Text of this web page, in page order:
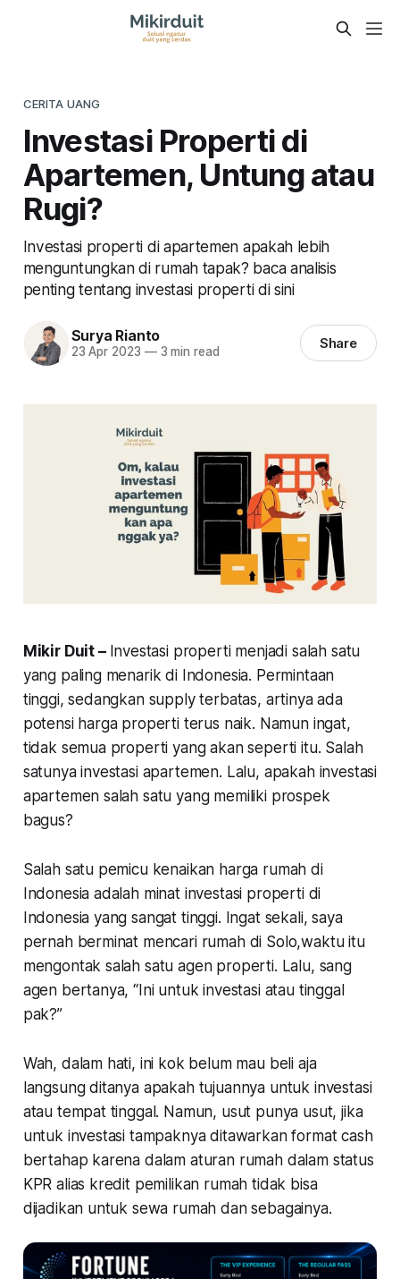
CERITA UANG
Investasi Properti di
Apartemen, Untung atau
Rugi?
Investasi properti di apartemen apakah lebih
menguntungkan di rumah tapak? baca analisis
penting tentang investasi properti di sini
Surya Rianto
23 Apr 2023 —3 min read Share
Mikir Duit – Investasi properti menjadi salah satu
yang paling menarik di Indonesia. Permintaan
tinggi, sedangkan supplyterbatas, artinya ada
potensi harga properti terus naik. Namun ingat,
tidak semua properti yang akan seperti itu. Salah
satunya investasi apartemen. Lalu, apakah investasi
apartemen salah satu yang memiliki prospek
bagus?
Salah satu pemicu kenaikan harga rumah di
Indonesia adalah minat investasi properti di
Indonesia yang sangat tinggi. Ingat sekali, saya
pernah berminat mencari rumah di Solo,waktu itu
mengontak salah satu agen properti. Lalu, sang
agen bertanya, “Ini untuk investasi atau tinggal
pak?”
Wah, dalam hati, ini kok belum mau beli aja
langsung ditanya apakah tujuannya untuk investasi
atau tempat tinggal. Namun, usut punya usut, jika
untuk investasi tampaknya ditawarkan formatcash
bertahap karena dalam aturan rumah dalam status
KPR alias kredit pemilikan rumah tidak bisa
dijadikan untuk sewa rumah dan sebagainya.